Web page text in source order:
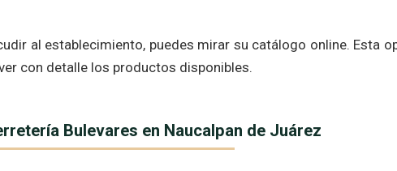
al establecimiento, puedes mirar su catálogo online. Esta
con detalle los productos disponibles.
Bulevares en Naucalpan de Juárez